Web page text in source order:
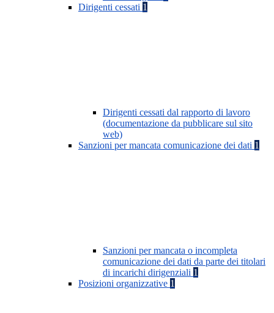
Dirigenti cessati 1
Dirigenti cessati dal rapporto di lavoro
(documentazione da pubblicare sul sito
web)
Sanzioni per mancata comunicazione dei dati 1
Sanzioni per mancata o incompleta
comunicazione dei dati da parte dei titolari
di incarichi dirigenziali 1
Posizioni organizzative 1